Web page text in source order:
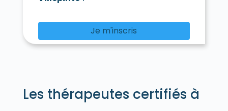
Je m'inscris
Les thérapeutes certifiés à